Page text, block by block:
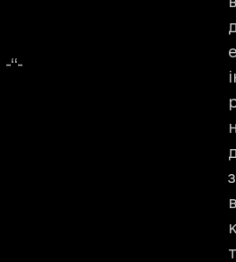
-‘‘-